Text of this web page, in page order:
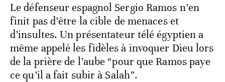
Le défenseur espagnol Sergio Ramos n’en
finit pas d’être la cible de menaces et
d’insultes. Un présentateur télé égyptien a
même appelé les fidèles à invoquer Dieu lors
de la prière de l’aube “pour que Ramos paye
ce qu’il a fait subir à Salah”.